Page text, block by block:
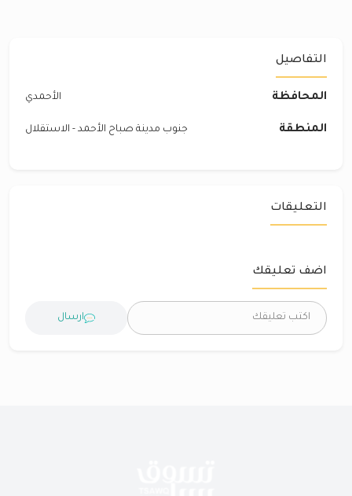
التفاصيل
المحافظة الأحمدي
المنطقة جنوب مدينة صباح الأحمد - الاستقلال
التعليقات
اضف تعليقك
ارسال